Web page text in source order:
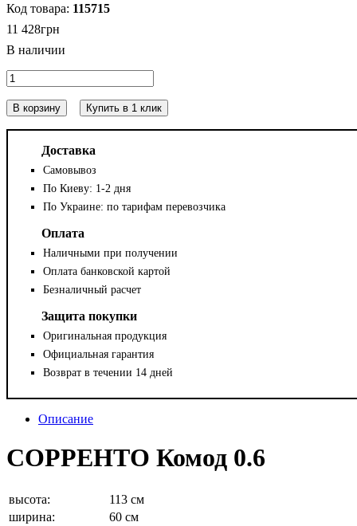
115715
11 428грн
В корзину Купить в 1 клик
Доставка
Самовывоз
По Киеву: 1-2 дня
По Украине: по тарифам перевозчика
Оплата
Наличными при получении
Оплата банковской картой
Безналичный расчет
Защита покупки
Оригинальная продукция
Официальная гарантия
Возврат в течении 14 дней
Описание
СОРРЕНТО Комод 0.6
высота:
113 см
ширина:
60 см